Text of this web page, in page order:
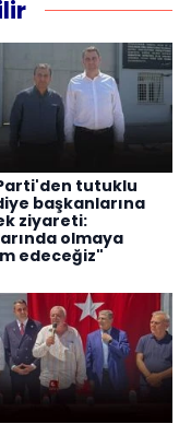
tutuklu
başkanlarına
ziyareti:
olmaya
edeceğiz"